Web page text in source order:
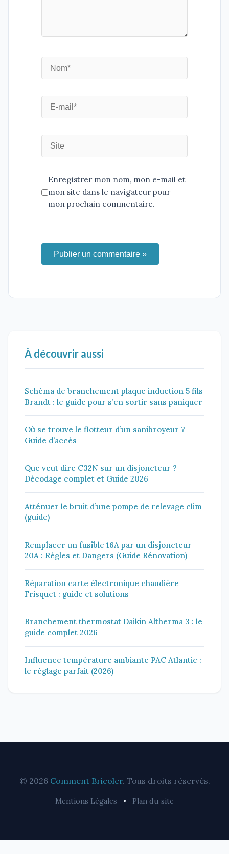
Enregistrer mon nom, mon e-mail et
mon site dans le navigateur pour
mon prochain commentaire.
Publier un commentaire »
À découvrir aussi
Schéma de branchement plaque induction 5 fils
Brandt : le guide pour s’en sortir sans paniquer
Où se trouve le flotteur d’un sanibroyeur ?
Guide d’accès
Que veut dire C32N sur un disjoncteur ?
Décodage complet et Guide 2026
Atténuer le bruit d’une pompe de relevage clim
(guide)
Remplacer un fusible 16A par un disjoncteur
20A : Règles et Dangers (Guide Rénovation)
Réparation carte électronique chaudière
Frisquet : guide et solutions
Branchement thermostat Daikin Altherma 3 : le
guide complet 2026
Influence température ambiante PAC Atlantic :
le réglage parfait (2026)
© 2026 Comment Bricoler. Tous droits réservés.
Mentions Légales • Plan du site